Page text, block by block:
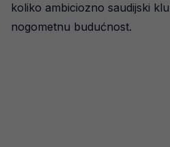
koliko ambiciozno saudijski
nogometnu budućnost.